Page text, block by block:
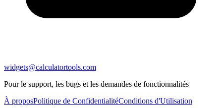
widgets@calculatortools.com
Pour le support, les bugs et les demandes de fonctionnalités
À proposPolitique de ConfidentialitéConditions d'Utilisation